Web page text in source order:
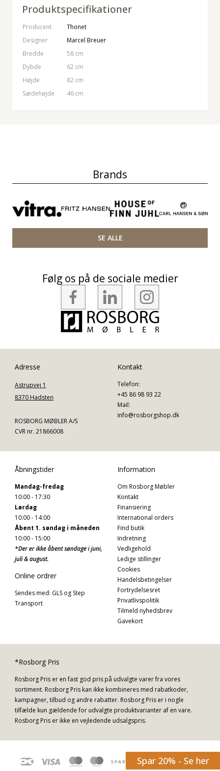
Produktspecifikationer
Producent
Thonet
Designer
Marcel Breuer
Bredde
58 cm
Dybde
62 cm
Højde
82 cm
Sædehøjde
46 cm
Brands
SE ALLE
Følg os på de sociale medier
Adresse
Astrupvej 1
8370 Hadsten
ROSBORG MØBLER A/S
CVR nr. 21866008
Kontakt
Telefon:
+45 86 98 93 22
Mail:
info@rosborgshop.dk
Åbningstider
Mandag-fredag
10:00 - 17:30
Lørdag
10:00 - 14:00
Åbent 1. søndag i måneden
10:00 - 15:00
*Der er ikke åbent søndage i juni,
juli & august.
Online ordrer
Sendes med: GLS og Step
Transport
Information
Om Rosborg Møbler
Kontakt
Finansiering
International orders
Find butik
Indretning
Vedligehold
Ledige stillinger
Cookies
Handelsbetingelser
Fortrydelsesret
Privatlivspolitik
Tilmeld nyhedsbrev
Gavekort
*Rosborg Pris
Rosborg Pris er en fast god pris på udvalgte varer fra vores
sortiment. Rosborg Pris kan ikke kombineres med rabatkoder,
kampagner, tilbud og andre rabatter. Rosborg Pris er i nogle
tilfælde kun gældende for udvalgte produktvarianter af en vare.
Rosborg Pris er ikke en vejledende udsalgspris.
Spar 20% - Se her